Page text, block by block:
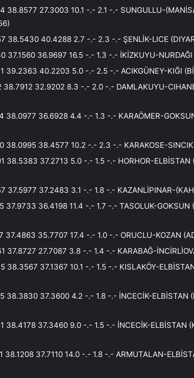
38.8577 27.3003 10.1 -.- 2.1 -.- SUNGULLU-
38.5430 40.4288 2.7 -.- 2.3 -.- ŞENLİK-LICE
37.1560 36.9697 16.5 -.- 1.3 -.- İKİZKUYU-
39.2363 40.2203 5.0 -.- 2.5 -.- ACIKGÜNEY-KIĞI
38.7912 32.9202 8.3 -.- 2.0 -.- DAMLAKUYU-
38.0977 36.6928 4.4 -.- 1.3 -.- KARAÖMER-
38.0995 38.4577 10.2 -.- 2.3 -.- KARAKOSE-
38.5383 37.2713 5.0 -.- 1.5 -.- HORHOR-ELBİSTAN
37.5977 37.2483 3.1 -.- 1.8 -.- KAZANLİPINAR-
37.9733 36.4198 11.4 -.- 1.7 -.- TASOLUK-GOKSUN
37.4863 35.7707 17.4 -.- 1.0 -.- ORUCLU-KOZAN
37.8727 27.7087 3.8 -.- 1.4 -.- KARABAĞ-
38.3567 37.1367 10.1 -.- 1.5 -.- KISLAKÖY-
38.3830 37.3600 4.2 -.- 1.8 -.- İNCECİK-ELBİSTAN
38.4178 37.3460 9.0 -.- 1.5 -.- İNCECİK-ELBİSTAN
38.1208 37.7110 14.0 -.- 1.8 -.- ARMUTALAN-